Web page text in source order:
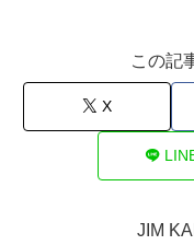
この記
X
JIM